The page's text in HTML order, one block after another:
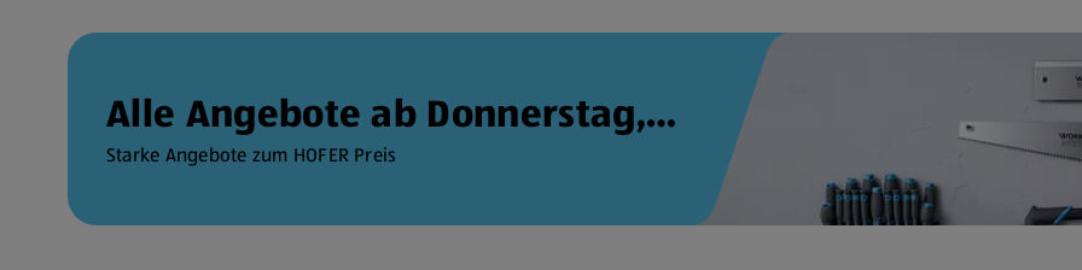
Alle Angebote ab Donnerstag,
30.7.
Starke Angebote zum HOFER Preis